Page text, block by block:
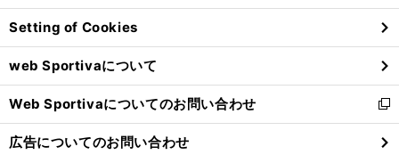
ン
ド
ウ
で
開
く
Setting of Cookies
web Sportivaについて
Web Sportivaについてのお問い合わせ
新
し
い
広告についてのお問い合わせ